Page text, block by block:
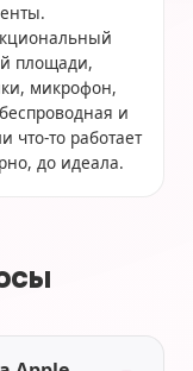
площади,
микрофон,
и
что-то работает
до идеала.